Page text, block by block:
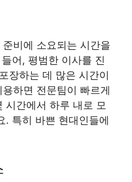
비에 소요되는 시간을
어, 평범한 이사를 진
장하는 데 많은 시간이
하면 전문팀이 빠르게
시간에서 하루 내로 모
. 특히 바쁜 현대인들에